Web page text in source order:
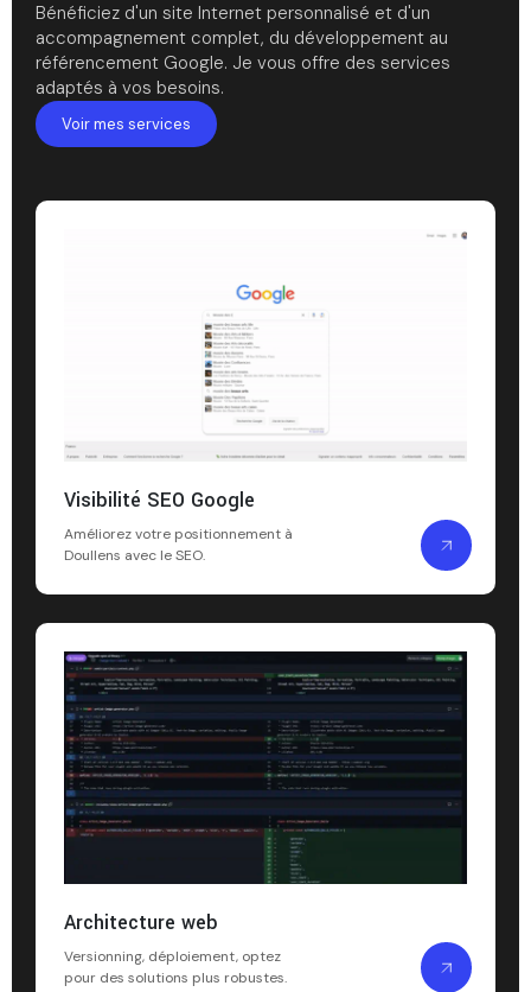
Bénéficiez d'un site Internet personnalisé et d'un
accompagnement complet, du développement au
référencement Google. Je vous offre des services
adaptés à vos besoins.
Voir mes services
Visibilité SEO Google
Améliorez votre positionnement à
Doullens avec le SEO.
Architecture web
Versionning, déploiement, optez
pour des solutions plus robustes.